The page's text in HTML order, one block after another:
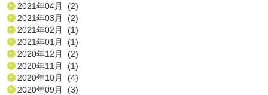
2021年04月 (2)
2021年03月 (2)
2021年02月 (1)
2021年01月 (1)
2020年12月 (2)
2020年11月 (1)
2020年10月 (4)
2020年09月 (3)